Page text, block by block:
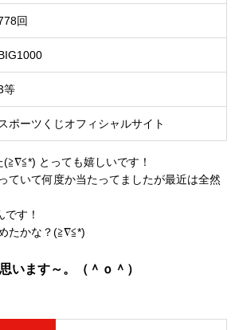
回
等
ポーツくじオフィシャルサイト
とっても嬉しいです！
ていて何度か当たってましたが最近は全然
す！
たかな？(≧∇≦*)
います～。（＾ｏ＾）